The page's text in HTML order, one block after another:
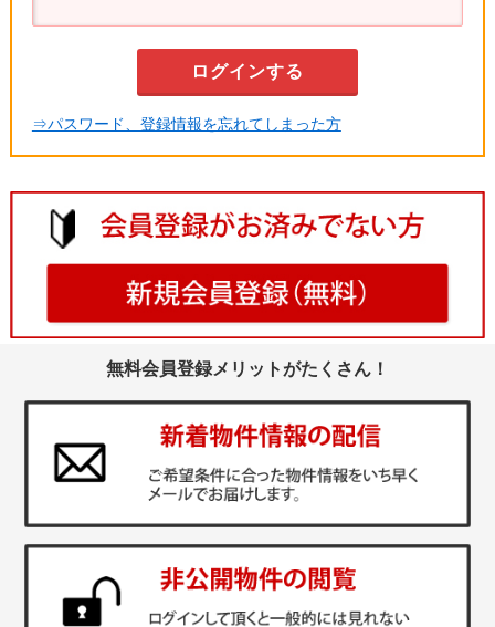
⇒パスワード、登録情報を忘れてしまった方
無料会員登録メリットがたくさん！